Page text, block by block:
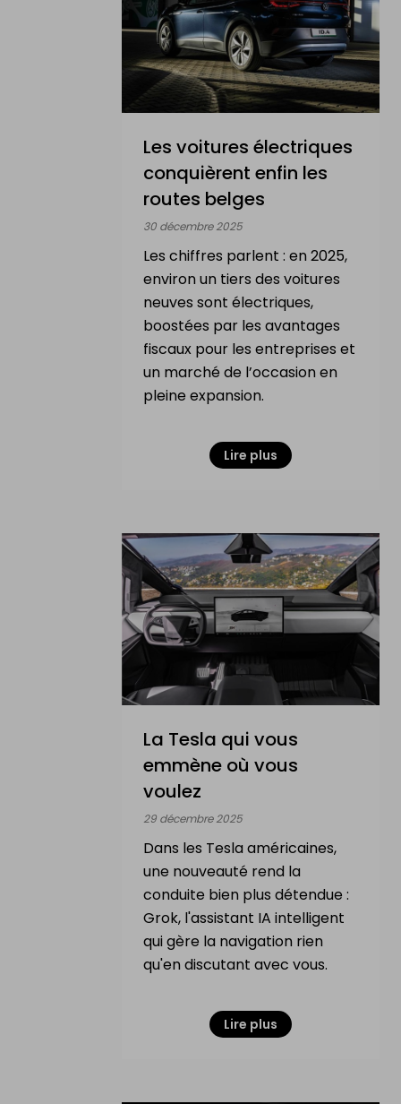
Les voitures électriques
conquièrent enfin les
routes belges
30 décembre 2025
Les chiffres parlent : en 2025,
environ un tiers des voitures
neuves sont électriques,
boostées par les avantages
fiscaux pour les entreprises et
un marché de l’occasion en
pleine expansion.
Lire plus
La Tesla qui vous
emmène où vous
voulez
29 décembre 2025
Dans les Tesla américaines,
une nouveauté rend la
conduite bien plus détendue :
Grok, l'assistant IA intelligent
qui gère la navigation rien
qu'en discutant avec vous.
Lire plus